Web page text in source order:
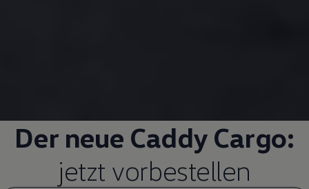
Der neue Caddy Cargo:
jetzt vorbestellen